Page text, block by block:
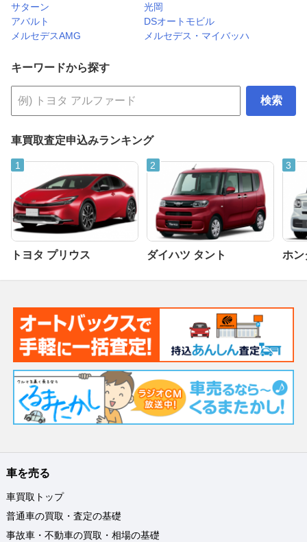
サターン
光岡
アバルト
DSオートモビル
メルセデスAMG
メルセデス・マイバッハ
キーワードから探す
検索
車買取査定申込みランキング
トヨタ プリウス ダイハツ タント ホン
車を売る
車買取トップ
普通車の買取・査定の基礎
事故車・不動車の買取・相場の基礎